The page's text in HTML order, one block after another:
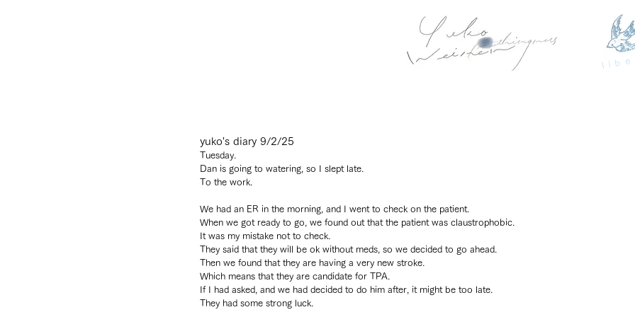
yuko's diary 9/2/25
Tuesday.
Dan is going to watering, so I slept late.
To the work.
We had an ER in the morning, and I went to check on the patient.
When we got ready to go, we found out that the patient was claustrophobic.
It was my mistake not to check.
They said that they will be ok without meds, so we decided to go ahead.
Then we found that they are having a very new stroke.
Which means that they are candidate for TPA.
If I had asked, and we had decided to do him after, it might be too late.
They had some strong luck.